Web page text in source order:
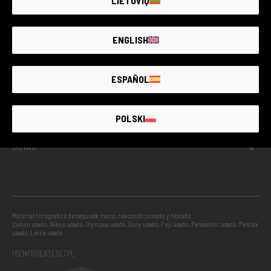
USADO GARANTIZADO
INFO
PROYECTOS
GUÍAS
Material fotográfico de segunda mano, reacondicionado y testado:
Canon usado, Nikon usado, Olympus usado,Sony usado, Fuji usado, Panasonic usado, Pentax
usado, Leica usado
ITENFRDEATESLTPL
ENGLISH
ESPAÑOL
POLSKI